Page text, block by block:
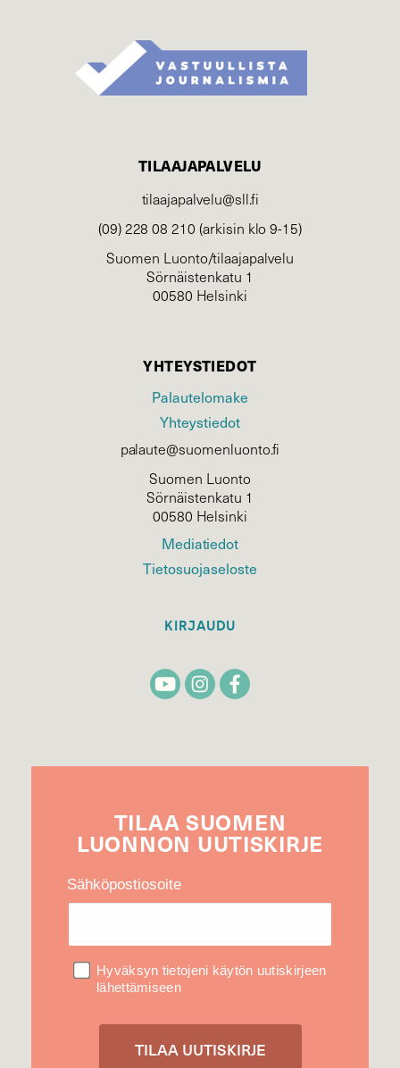
TILAAJAPALVELU
tilaajapalvelu@sll.fi
(09) 228 08 210 (arkisin klo 9-15)
Suomen Luonto/tilaajapalvelu
Sörnäistenkatu 1
00580 Helsinki
YHTEYSTIEDOT
Palautelomake
Yhteystiedot
palaute@suomenluonto.fi
Suomen Luonto
Sörnäistenkatu 1
00580 Helsinki
Mediatiedot
Tietosuojaseloste
KIRJAUDU
TILAA SUOMEN
LUONNON UUTIS­KIRJE
Sähköpostiosoite
Hyväksyn tietojeni käytön uutiskirjeen
lähettämiseen